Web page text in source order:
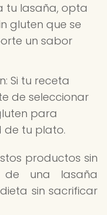
tu lasaña, opta
gluten que se
un sabor
Si tu receta
de seleccionar
para
de tu plato.
productos sin
de una lasaña
sin sacrificar